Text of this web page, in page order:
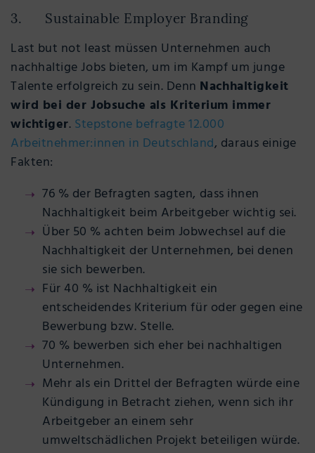
3. Sustainable Employer Branding
Last but not least müssen Unternehmen auch
nachhaltige Jobs bieten, um im Kampf um junge
Talente erfolgreich zu sein. Denn Nachhaltigkeit
wird bei der Jobsuche als Kriterium immer
wichtiger. Stepstone befragte 12.000
Arbeitnehmer:innen in Deutschland, daraus einige
Fakten:
76 % der Befragten sagten, dass ihnen
Nachhaltigkeit beim Arbeitgeber wichtig sei.
Über 50 % achten beim Jobwechsel auf die
Nachhaltigkeit der Unternehmen, bei denen
sie sich bewerben.
Für 40 % ist Nachhaltigkeit ein
entscheidendes Kriterium für oder gegen eine
Bewerbung bzw. Stelle.
70 % bewerben sich eher bei nachhaltigen
Unternehmen.
Mehr als ein Drittel der Befragten würde eine
Kündigung in Betracht ziehen, wenn sich ihr
Arbeitgeber an einem sehr
umweltschädlichen Projekt beteiligen würde.